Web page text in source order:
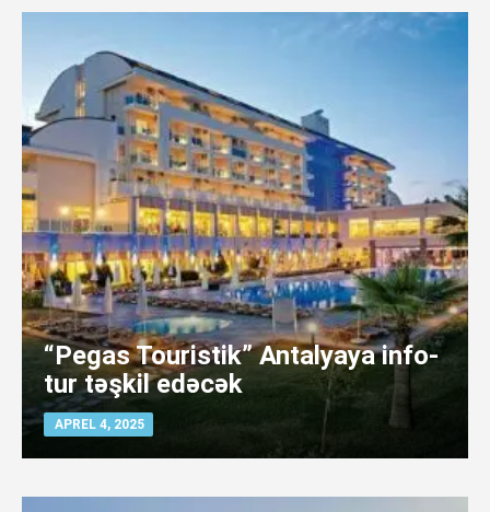
“Pegas Touristik” Antalyaya info-
tur təşkil edəcək
APREL 4, 2025